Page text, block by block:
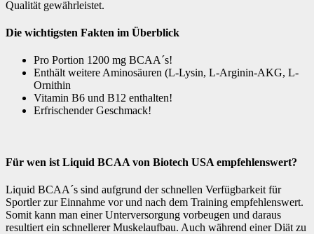
Qualität gewährleistet.
Die wichtigsten Fakten im Überblick
Pro Portion 1200 mg BCAA´s!
Enthält weitere Aminosäuren (L-Lysin, L-Arginin-AKG, L-
Ornithin
Vitamin B6 und B12 enthalten!
Erfrischender Geschmack!
Für wen ist Liquid BCAA von Biotech USA empfehlenswert?
Liquid BCAA´s sind aufgrund der schnellen Verfügbarkeit für
Sportler zur Einnahme vor und nach dem Training empfehlenswert.
Somit kann man einer Unterversorgung vorbeugen und daraus
resultiert ein schnellerer Muskelaufbau. Auch während einer Diät zu